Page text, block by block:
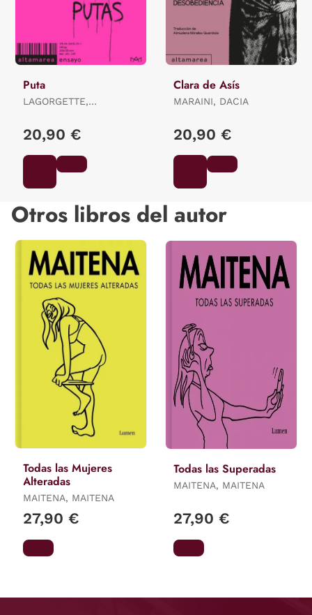
Puta
LAGORGETTE,
20,90 €
Clara de Asís
MARAINI, DACIA
20,90 €
Otros libros del autor
Todas las Mujeres
Alteradas
MAITENA, MAITENA
27,90 €
Todas las Superadas
MAITENA, MAITENA
27,90 €